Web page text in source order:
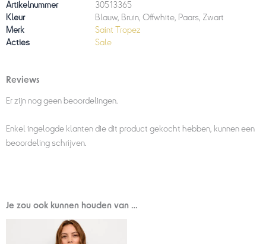
Artikelnummer
30513365
Kleur
Blauw, Bruin, Offwhite, Paars, Zwart
Merk
Saint Tropez
Acties
Sale
Reviews
Er zijn nog geen beoordelingen.
Enkel ingelogde klanten die dit product gekocht hebben, kunnen een
beoordeling schrijven.
Je zou ook kunnen houden van …